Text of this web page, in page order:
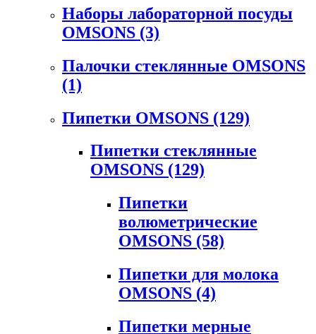
Наборы лабораторной посуды
OMSONS (3)
Палочки стеклянные OMSONS
(1)
Пипетки OMSONS (129)
Пипетки стеклянные
OMSONS (129)
Пипетки
волюметрические
OMSONS (58)
Пипетки для молока
OMSONS (4)
Пипетки мерные